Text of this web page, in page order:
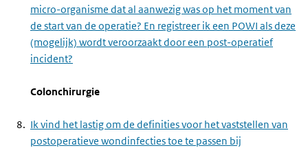
micro-organisme dat al aanwezig was op het moment van
de start van de operatie? En registreer ik een POWI als deze
(mogelijk) wordt veroorzaakt door een post-operatief
incident?
Colonchirurgie
Ik vind het lastig om de definities voor het vaststellen van
postoperatieve wondinfecties toe te passen bij